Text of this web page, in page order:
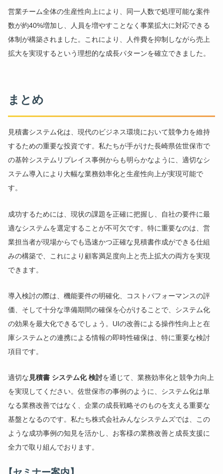
営業チーム全体の生産性向上により、同一人数で処理可能な案件
数が約40%増加し、人員を増やすことなく事業拡大に対応できる
体制が構築されました。これにより、人件費を抑制しながら売上
拡大を実現するという理想的な成長パターンを確立できました。
まとめ
見積書システム化は、現代のビジネス環境において競争力を維持
するための重要な投資です。私たちが手がけた長崎県佐世保市で
の基幹システムリプレイス事例からも明らかなように、適切なシ
ステム導入により大幅な業務効率化と生産性向上が実現可能で
す。
成功するためには、現状の課題を正確に把握し、自社の要件に最
適なシステムを選定することが不可欠です。特に重要なのは、営
業担当者が現場からでも迅速かつ正確な見積書作成ができる仕組
みの構築で、これにより顧客満足度向上と売上拡大の両方を実現
できます。
導入検討の際は、機能要件の明確化、コストパフォーマンスの評
価、そして十分な準備期間の確保を心がけることで、システム化
の効果を最大化できるでしょう。UIの改善による操作性向上と在
庫システムとの連携による情報の即時性確保は、特に重要な検討
項目です。
適切な 見積書 システム化 検討を通じて、業務効率化と競争力向上
を実現してください。佐世保市の事例のように、システム化は単
なる業務改善ではなく、企業の成長戦略そのものを支える重要な
基盤となるのです。私たち株式会社みんなシステムズでは、この
ような成功事例の知見を活かし、お客様の業務改善と成長支援に
全力で取り組んでおります。